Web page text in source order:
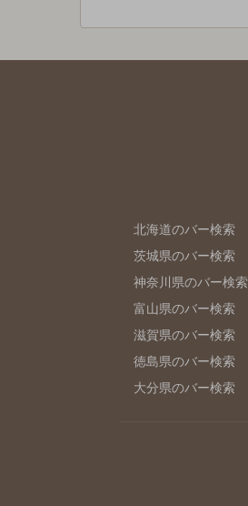
北海道のバー検索
茨城県のバー検索
神奈川県のバー検索
富山県のバー検索
滋賀県のバー検索
徳島県のバー検索
大分県のバー検索